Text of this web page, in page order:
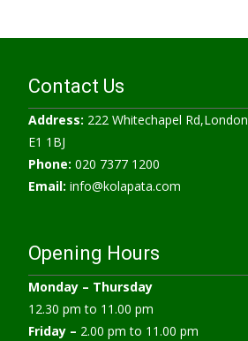
Contact Us
Address: 222 Whitechapel Rd,London
E1 1BJ
Phone: 020 7377 1200
Email: info@kolapata.com
Opening Hours
Monday – Thursday
12.30 pm to 11.00 pm
Friday – 2.00 pm to 11.00 pm